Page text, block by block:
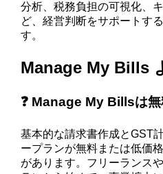
分析、税務負担の可視化、
ど、経営判断をサポートす
す。
Manage My Bills
❓ Manage My Billsは
基本的な請求書作成とGST
ープランが無料または低価
があります。フリーランス